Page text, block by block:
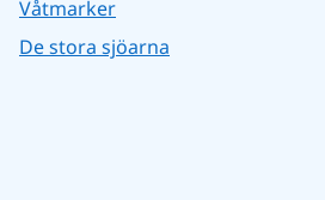
Våtmarker
De stora sjöarna